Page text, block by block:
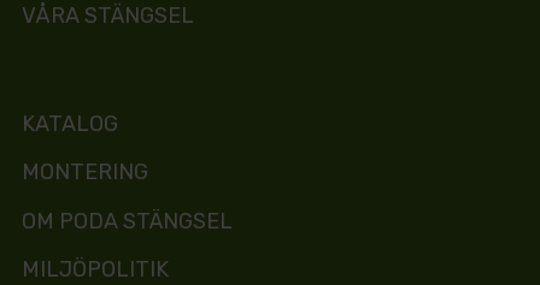
VÅRA STÄNGSEL
KATALOG
MONTERING
OM PODA STÄNGSEL
MILJÖPOLITIK